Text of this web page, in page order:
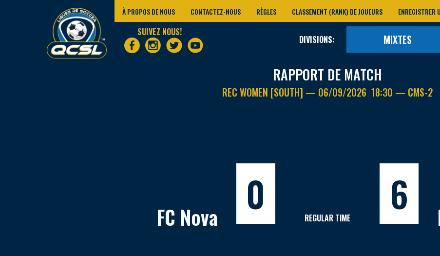
À PROPOS DE NOUS CONTACTEZ-NOUS RÈGLES CLASSEMENT (RANK) DE JOUEURS ENREGISTRER
SUIVEZ NOUS!
DIVISIONS: MIXTES
RAPPORT DE MATCH
REC WOMEN [SOUTH] — 06/09/2026 18:30 — CMS-2
FC Nova 0 REGULAR TIME 6